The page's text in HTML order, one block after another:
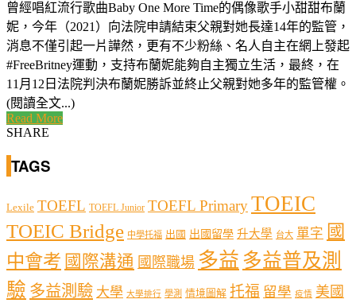
曾經唱紅流行歌曲Baby One More Time的偶像歌手小甜甜布蘭
妮，今年（2021）向法院申請結束父親對她長達14年的監管，
消息不僅引起一片譁然，更有不少粉絲、名人自主在網上發起
#FreeBritney運動，支持布蘭妮能夠自主獨立生活，最終，在
11月12日法院判決布蘭妮勝訴並終止父親對她多年的監管權。
(閱讀全文...)
Read More
SHARE
TAGS
Lexile TOEFL TOEFL Junior TOEFL PrimaryTOEIC
TOEIC Bridge 中學托福 出國 出國留學 升大學 台大 單字 國
中會考 國際溝通 國際職場 多益 多益普及測
驗 多益測驗 大學 大學排行 學測 情境圖解 托福 留學 疫情 美國